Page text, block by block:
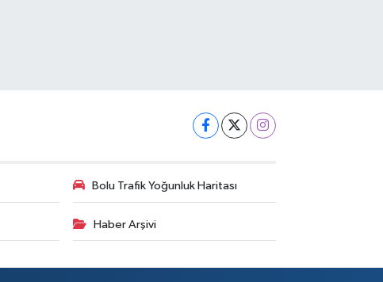
Bolu Trafik Yoğunluk Haritası
Haber Arşivi